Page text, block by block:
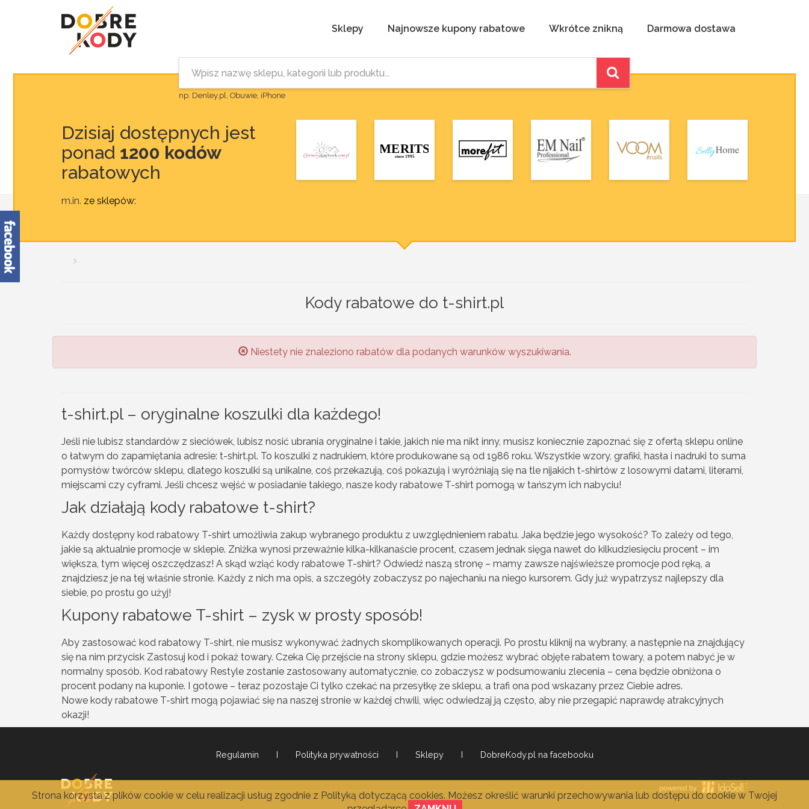
Sklepy Najnowsze kupony rabatowe Wkrótce znikną Darmowa dostawa
np. Denley.pl, Obuwie, iPhone
Dzisiaj dostępnych jest
ponad 1200 kodów
rabatowych
m.in. ze sklepów:
Kody rabatowe do t-shirt.pl
Niestety nie znaleziono rabatów dla podanych warunków wyszukiwania.
t-shirt.pl – oryginalne koszulki dla każdego!
Jeśli nie lubisz standardów z sieciówek, lubisz nosić ubrania oryginalne i takie, jakich nie ma nikt inny, musisz koniecznie zapoznać się z ofertą sklepu online
o łatwym do zapamiętania adresie: t-shirt.pl. To koszulki z nadrukiem, które produkowane są od 1986 roku. Wszystkie wzory, grafiki, hasła i nadruki to suma
pomysłów twórców sklepu, dlatego koszulki są unikalne, coś przekazują, coś pokazują i wyróżniają się na tle nijakich t-shirtów z losowymi datami, literami,
miejscami czy cyframi. Jeśli chcesz wejść w posiadanie takiego, nasze kody rabatowe T-shirt pomogą w tańszym ich nabyciu!
Jak działają kody rabatowe t-shirt?
Każdy dostępny kod rabatowy T-shirt umożliwia zakup wybranego produktu z uwzględnieniem rabatu. Jaka będzie jego wysokość? To zależy od tego,
jakie są aktualnie promocje w sklepie. Zniżka wynosi przeważnie kilka-kilkanaście procent, czasem jednak sięga nawet do kilkudziesięciu procent – im
większa, tym więcej oszczędzasz! A skąd wziąć kody rabatowe T-shirt? Odwiedź naszą stronę – mamy zawsze najświeższe promocje pod ręką, a
znajdziesz je na tej właśnie stronie. Każdy z nich ma opis, a szczegóły zobaczysz po najechaniu na niego kursorem. Gdy już wypatrzysz najlepszy dla
siebie, po prostu go użyj!
Kupony rabatowe T-shirt – zysk w prosty sposób!
Aby zastosować kod rabatowy T-shirt, nie musisz wykonywać żadnych skomplikowanych operacji. Po prostu kliknij na wybrany, a następnie na znajdujący
się na nim przycisk Zastosuj kod i pokaż towary. Czeka Cię przejście na strony sklepu, gdzie możesz wybrać objęte rabatem towary, a potem nabyć je w
normalny sposób. Kod rabatowy Restyle zostanie zastosowany automatycznie, co zobaczysz w podsumowaniu zlecenia – cena będzie obniżona o
procent podany na kuponie. I gotowe – teraz pozostaje Ci tylko czekać na przesyłkę ze sklepu, a trafi ona pod wskazany przez Ciebie adres.
Nowe kody rabatowe T-shirt mogą pojawiać się na naszej stronie w każdej chwili, więc odwiedzaj ją często, aby nie przegapić naprawdę atrakcyjnych
okazji!
Regulamin Polityka prywatności Sklepy DobreKody.pl na facebooku
Strona korzysta z plików cookie w celu realizacji usług zgodnie z Polityką dotyczącą cookies. Możesz określić warunki przechowywania lub dostępu do cookie w Twojej